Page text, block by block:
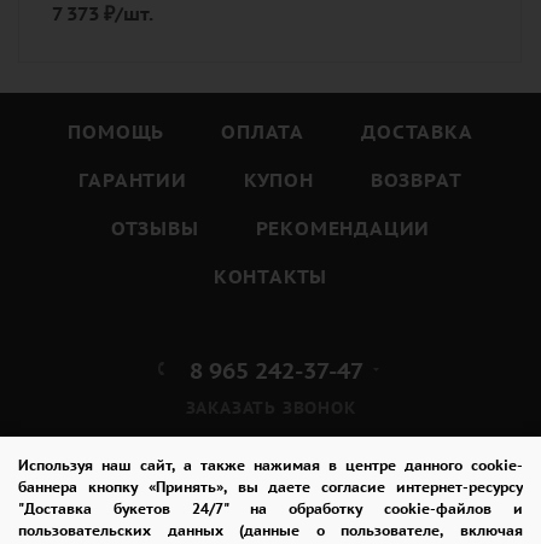
Используя наш сайт, а также нажимая в центре данного cookie-
баннера кнопку «Принять», вы даете согласие интернет-ресурсу
"Доставка букетов 24/7" на обработку cookie-файлов и
пользовательских данных (данные о пользователе, включая
7 373 ₽/шт.
ПОМОЩЬ ОПЛАТА
ДОСТАВКА
ГАРАНТИИ
КУПОН
ВОЗВРАТ
ОТЗЫВЫ
РЕКОМЕНДАЦИИ
КОНТАКТЫ
8 965 242-37-47
admin@buket24delivery.ru
бул. Победы д. 23Б,